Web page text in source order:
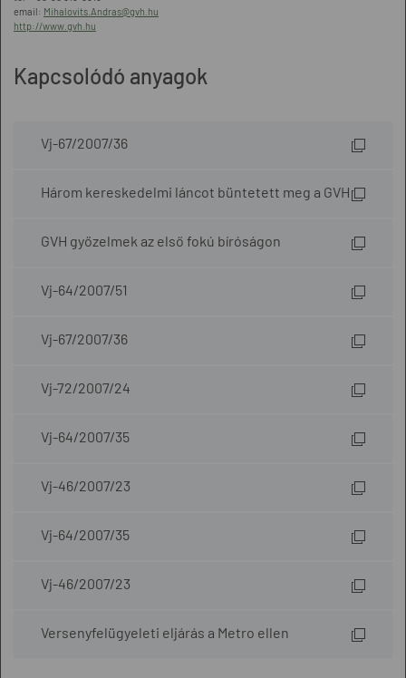
email: Mihalovits.Andras@gvh.hu
http://www.gvh.hu
Kapcsolódó anyagok
Vj-67/2007/36
Három kereskedelmi láncot büntetett meg a GVH
GVH győzelmek az első fokú bíróságon
Vj-64/2007/51
Vj-67/2007/36
Vj-72/2007/24
Vj-64/2007/35
Vj-46/2007/23
Vj-64/2007/35
Vj-46/2007/23
Versenyfelügyeleti eljárás a Metro ellen